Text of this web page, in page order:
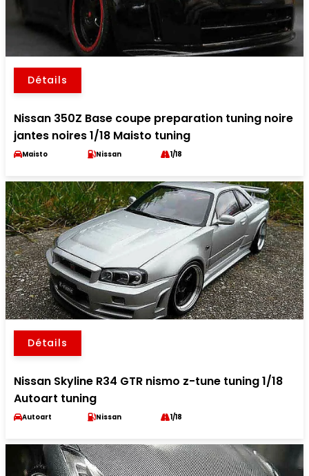
Détails
Nissan 350Z Base coupe preparation tuning noire
jantes noires 1/18 Maisto tuning
Maisto Nissan 1/18
Détails
Nissan Skyline R34 GTR nismo z-tune tuning 1/18
Autoart tuning
Autoart Nissan 1/18